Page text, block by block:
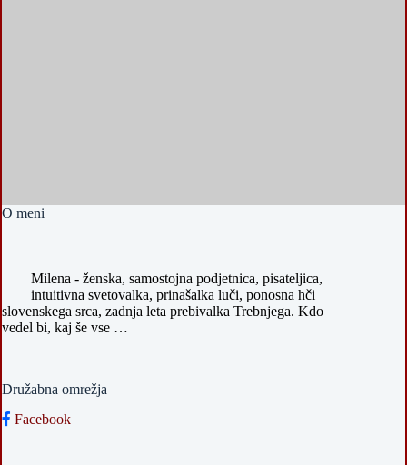
O meni
Milena - ženska, samostojna podjetnica, pisateljica,
intuitivna svetovalka, prinašalka luči, ponosna hči
slovenskega srca, zadnja leta prebivalka Trebnjega. Kdo
vedel bi, kaj še vse …
Družabna omrežja
Facebook